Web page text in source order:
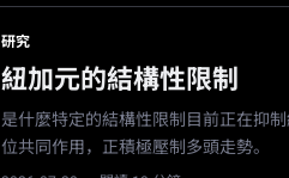
研究
紐加元的結構性限制
是什麼特定的結構性限制目前正在抑
位共同作用，正積極壓制多頭走勢。